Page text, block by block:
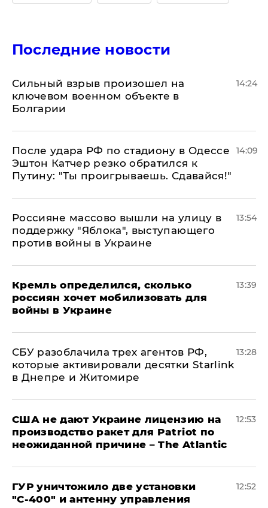
Последние новости
Сильный взрыв произошел на
ключевом военном объекте в
Болгарии
14:24
После удара РФ по стадиону в Одессе
Эштон Катчер резко обратился к
Путину: "Ты проигрываешь. Сдавайся!"
14:09
Россияне массово вышли на улицу в
поддержку "Яблока", выступающего
против войны в Украине
13:54
Кремль определился, сколько
россиян хочет мобилизовать для
войны в Украине
13:39
СБУ разоблачила трех агентов РФ,
которые активировали десятки Starlink
в Днепре и Житомире
13:28
США не дают Украине лицензию на
производство ракет для Patriot по
неожиданной причине – The Atlantic
12:53
ГУР уничтожило две установки
"С‑400" и антенну управления
12:52